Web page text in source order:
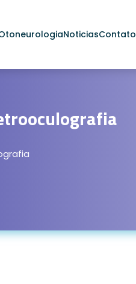
NoticiasContato